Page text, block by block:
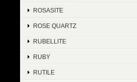
ROSASITE
ROSE QUARTZ
RUBELLITE
RUBY
RUTILE